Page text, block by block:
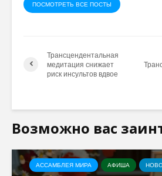
ПОСМОТРЕТЬ ВСЕ ПОСТЫ
Трансцендентальная
медитация снижает
риск инсультов вдвое
Возможно вас
АССАМБЛЕЯ МИРА АФИША